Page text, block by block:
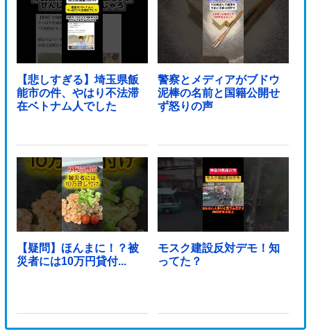
【悲しすぎる】埼玉県飯
能市の件、やはり不法滞
在ベトナム人でした
警察とメディアがブドウ
泥棒の名前と国籍公開せ
ず怒りの声
【疑問】ほんまに！？被
災者には10万円貸付...
モスク建設反対デモ！知
ってた？